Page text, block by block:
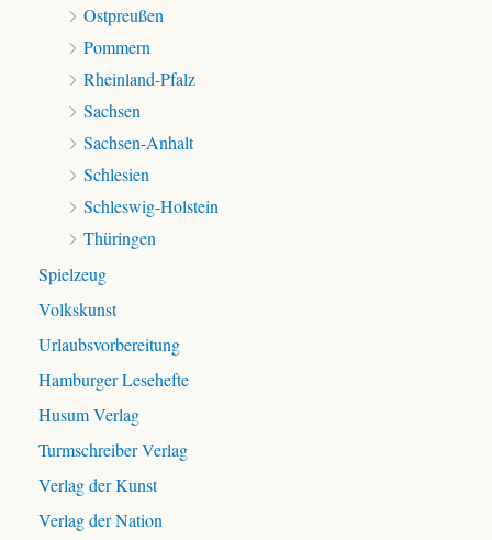
Ostpreußen
Pommern
Rheinland-Pfalz
Sachsen
Sachsen-Anhalt
Schlesien
Schleswig-Holstein
Thüringen
Spielzeug
Volkskunst
Urlaubsvorbereitung
Hamburger Lesehefte
Husum Verlag
Turmschreiber Verlag
Verlag der Kunst
Verlag der Nation